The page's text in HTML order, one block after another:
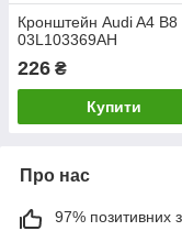
Кронштейн Audi A4 B8
03L103369AH
226 ₴
Купити
Про нас
97% позитивних з